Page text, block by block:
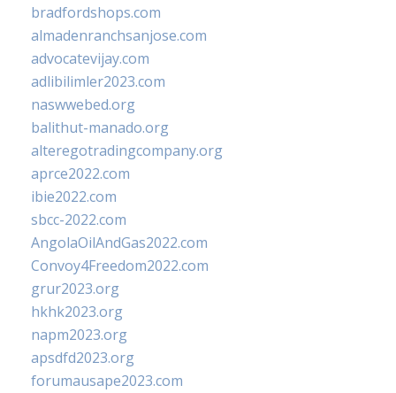
bradfordshops.com
almadenranchsanjose.com
advocatevijay.com
adlibilimler2023.com
naswwebed.org
balithut-manado.org
alteregotradingcompany.org
aprce2022.com
ibie2022.com
sbcc-2022.com
AngolaOilAndGas2022.com
Convoy4Freedom2022.com
grur2023.org
hkhk2023.org
napm2023.org
apsdfd2023.org
forumausape2023.com